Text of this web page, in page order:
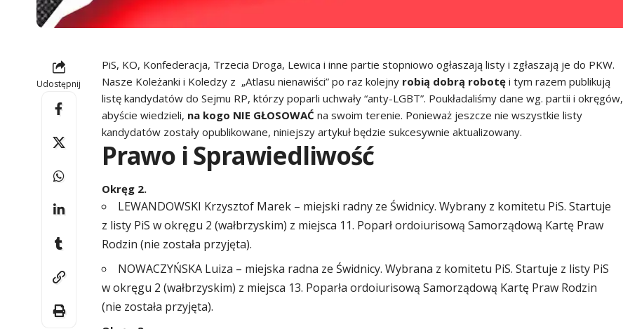
Udostępnij
PiS, KO, Konfederacja, Trzecia Droga, Lewica i inne partie stopniowo ogłaszają listy i zgłaszają je do PKW.
Nasze Koleżanki i Koledzy z „Atlasu nienawiści” po raz kolejny robią dobrą robotę i tym razem publikują
listę kandydatów do Sejmu RP, którzy poparli uchwały “anty-LGBT”. Poukładaliśmy dane wg. partii i okręgów,
abyście wiedzieli, na kogo NIE GŁOSOWAĆ na swoim terenie. Ponieważ jeszcze nie wszystkie listy
kandydatów zostały opublikowane, niniejszy artykuł będzie sukcesywnie aktualizowany.
Prawo i Sprawiedliwość
Okręg 2.
LEWANDOWSKI Krzysztof Marek – miejski radny ze Świdnicy. Wybrany z komitetu PiS. Startuje
z listy PiS w okręgu 2 (wałbrzyskim) z miejsca 11. Poparł ordoiurisową Samorządową Kartę Praw
Rodzin (nie została przyjęta).
NOWACZYŃSKA Luiza – miejska radna ze Świdnicy. Wybrana z komitetu PiS. Startuje z listy PiS
w okręgu 2 (wałbrzyskim) z miejsca 13. Poparła ordoiurisową Samorządową Kartę Praw Rodzin
(nie została przyjęta).